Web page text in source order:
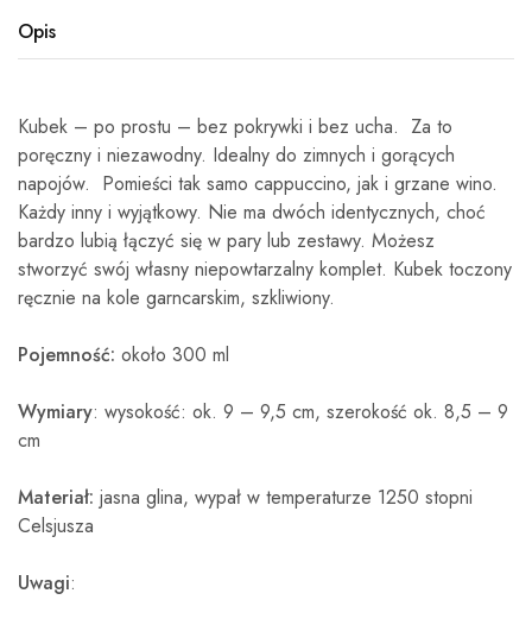
Opis
Kubek – po prostu – bez pokrywki i bez ucha. Za to
poręczny i niezawodny. Idealny do zimnych i gorących
napojów. Pomieści tak samo cappuccino, jak i grzane wino.
Każdy inny i wyjątkowy. Nie ma dwóch identycznych, choć
bardzo lubią łączyć się w pary lub zestawy. Możesz
stworzyć swój własny niepowtarzalny komplet. Kubek toczony
ręcznie na kole garncarskim, szkliwiony.
Pojemność: około 300 ml
Wymiary: wysokość: ok. 9 – 9,5 cm, szerokość ok. 8,5 – 9
cm
Materiał: jasna glina, wypał w temperaturze 1250 stopni
Celsjusza
Uwagi: